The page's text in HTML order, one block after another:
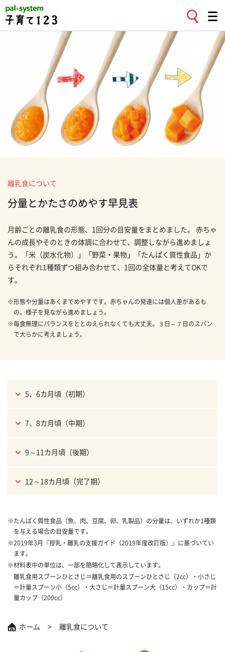
離乳食について
分量とかたさのめやす早見表
月齢ごとの離乳食の形態、1回分の目安量をまとめました。 赤ちゃ
んの成長やそのときの体調に合わせて、調整しながら進めましょ
う。「米（炭水化物）」「野菜・果物」「たんぱく質性食品」か
らそれぞれ1種類ずつ組み合わせて、1回の全体量と考えてOKで
す。
※形態や分量はあくまでめやすです。赤ちゃんの発達には個人差があるも
の。様子を見ながら進めましょう。
※毎食無理にバランスをととのえられなくても大丈夫。３日～７日のスパン
で大らかに考えましょう。
5、6カ月頃（初期）
7、8カ月頃（中期）
9～11カ月頃（後期）
12～18カ月頃（完了期）
※たんぱく質性食品（魚、肉、豆腐、卵、乳製品）の分量は、いずれか1種類
を与える場合の目安量です。
※2019年3月『授乳・離乳の支援ガイド（2019年度改訂版）』に基づいてい
ます。
※材料表中の単位は、一部を簡略化して表示しています。
離乳食用スプーンひとさじ＝離乳食用のスプーンひとさじ（2cc）・小さじ
＝計量スプーン小（5cc）・大さじ＝計量スプーン大（15cc）・カップ＝計
量カップ（200cc）
ホーム 離乳食について